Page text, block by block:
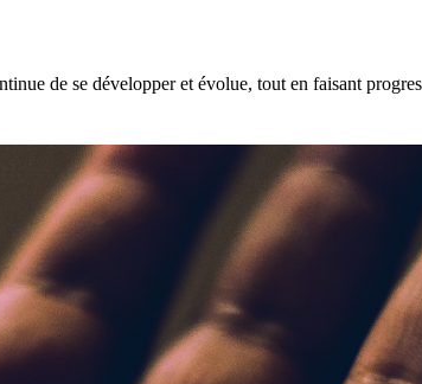
de se développer et évolue, tout en faisant